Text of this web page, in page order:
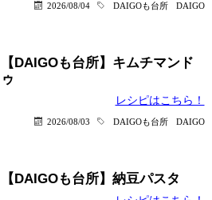
2026/08/04 DAIGOも台所 DAIGO
【DAIGOも台所】キムチマンド
ゥ
レシピはこちら！
2026/08/03 DAIGOも台所 DAIGO
【DAIGOも台所】納豆パスタ